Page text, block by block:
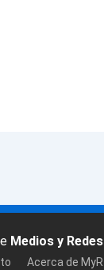
Medios y Redes
Acerca de MyR